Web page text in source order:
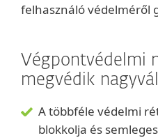
felhasználó védelméről
Végpontvédelmi
megvédik
A többféle védelmi
blokkolja és